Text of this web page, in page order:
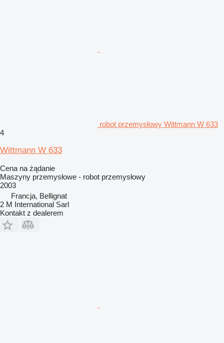
robot przemysłowy Wittmann W 633
4
Wittmann W 633
Cena na żądanie
Maszyny przemysłowe - robot przemysłowy
2003
Francja, Bellignat
2 M International Sarl
Kontakt z dealerem